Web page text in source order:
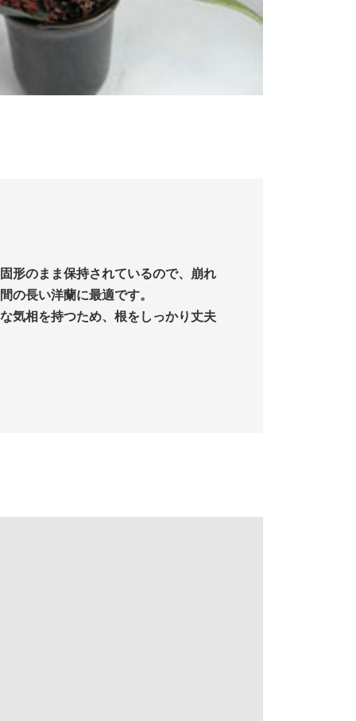
形のまま保持されているので、崩れ
の長い洋蘭に最適です。
気相を持つため、根をしっかり丈夫